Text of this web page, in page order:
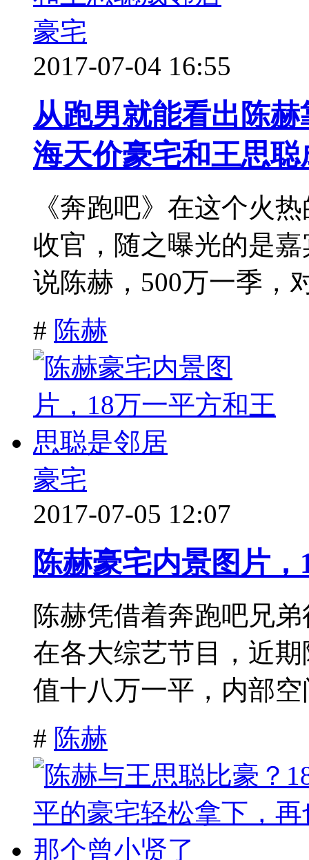
豪宅
2017-07-04 16:55
从跑男就能看出陈
海天价豪宅和王思聪
《奔跑吧》在这个火
收官，随之曝光的是
说陈赫，500万一季，
# 陈赫
豪宅
2017-07-05 12:07
陈赫豪宅内景图片
陈赫凭借着奔跑吧兄
在各大综艺节目，近
值十八万一平，内部空
# 陈赫